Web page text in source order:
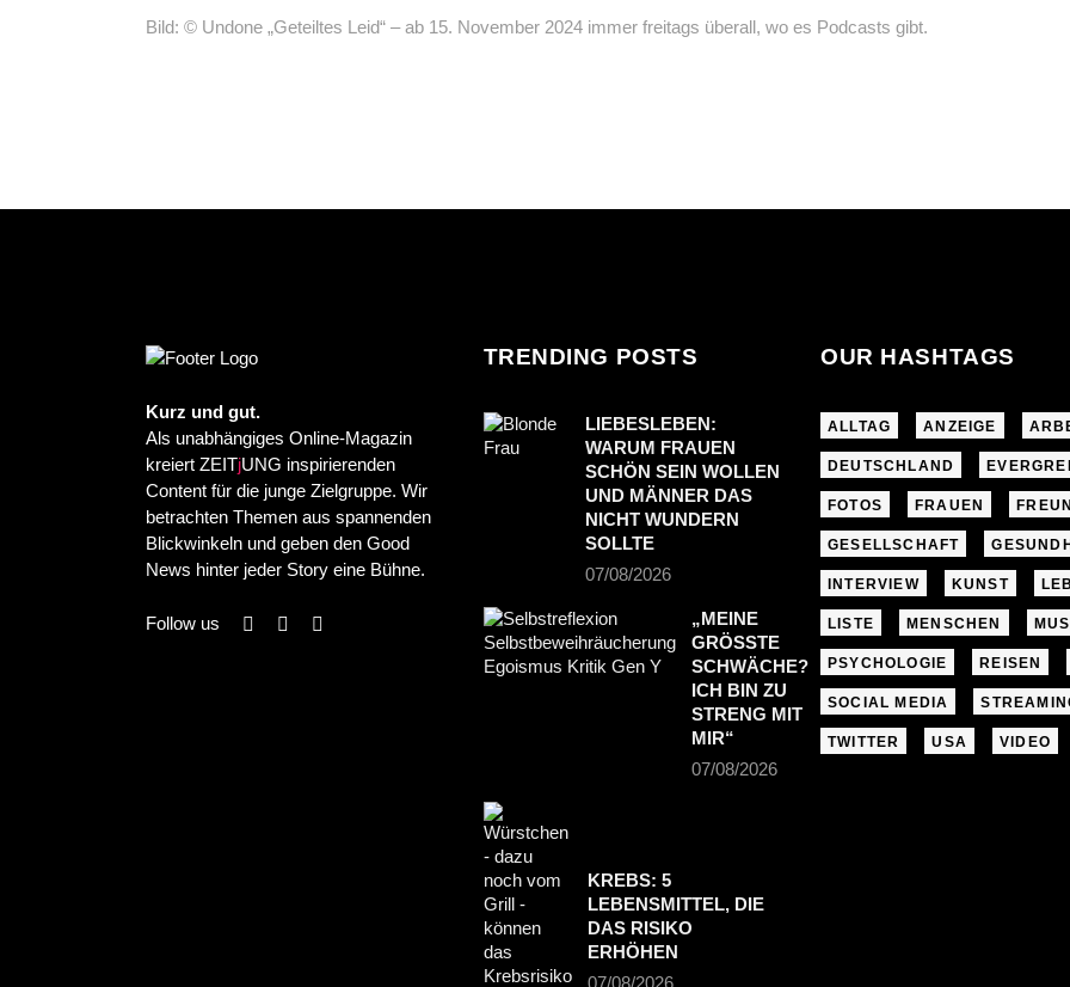
Bild: © Undone „Geteiltes Leid“ – ab 15. November 2024 immer freitags überall, wo es Podcasts gibt.
Kurz und gut.
Als unabhängiges Online-Magazin
kreiert ZEITjUNG inspirierenden
Content für die junge Zielgruppe. Wir
betrachten Themen aus spannenden
Blickwinkeln und geben den Good
News hinter jeder Story eine Bühne.
Follow us
TRENDING POSTS
LIEBESLEBEN:
WARUM FRAUEN
SCHÖN SEIN WOLLEN
UND MÄNNER DAS
NICHT WUNDERN
SOLLTE
07/08/2026
„MEINE
GRÖSSTE S
CHWÄCHE? I
CH BIN ZU S
TRENG MIT M
IR“
07/08/2026
KREBS: 5
LEBENSMITTEL, DIE
DAS RISIKO
ERHÖHEN
07/08/2026
OUR HASHTAGS
ALLTAG ANZEIGE
DEUTSCHLAND
FOTOS FRAUEN
GESELLSCHAFT
INTERVIEW KUNST
LISTE MENSCHEN
PSYCHOLOGIE REISEN
SOCIAL MEDIA
TWITTER USA VIDEO